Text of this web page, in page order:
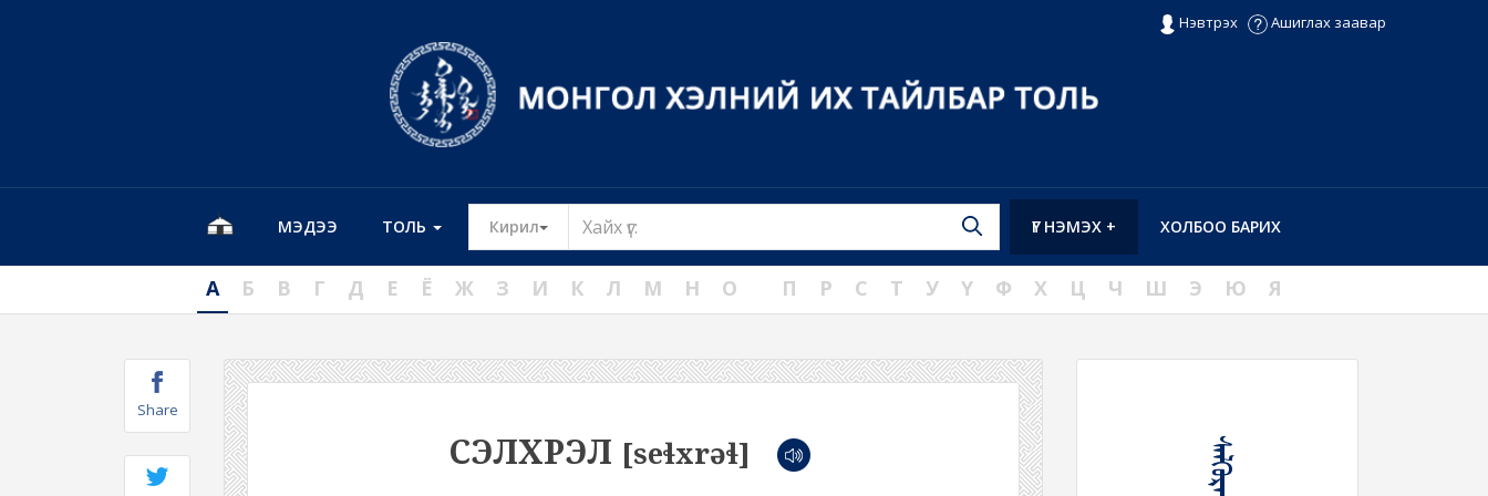
Нэвтрэх Ашиглах заавар
МЭДЭЭ ТОЛЬ Кирил Toggle Dropdown ХОЛБОО БАРИХ
ҮГ НЭМЭХ +
А Б В Г Д Е Ё Ж З И К Л М Н О П Р С Т У Ү Ф Х Ц Ч Ш Э Ю Я
Share
СЭЛХРЭЛ [seɬxrəɬ] ᠰᠡᠯᠬᠦᠷᠡᠯ